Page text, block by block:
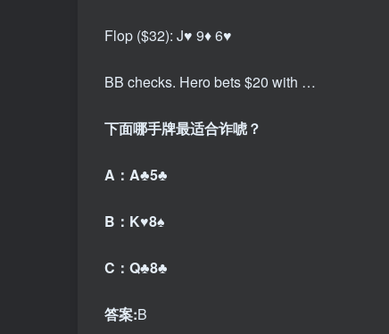
Flop ($32): J♥ 9♦ 6♥
BB checks. Hero bets $20 with …
下面哪手牌最适合诈唬？
A：A♣5♣
B：K♥8♠
C：Q♣8♣
答案:B